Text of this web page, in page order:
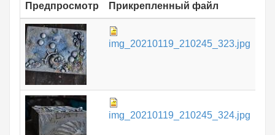
Предпросмотр
Прикрепленный файл
img_20210119_210245_323.jpg
img_20210119_210245_324.jpg